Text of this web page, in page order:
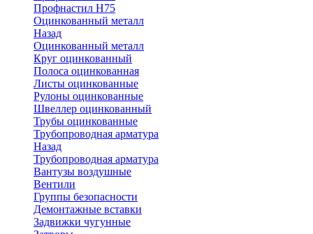
Профнастил Н75
Оцинкованный металл
Назад
Оцинкованный металл
Круг оцинкованный
Полоса оцинкованная
Листы оцинкованные
Рулоны оцинкованные
Швеллер оцинкованный
Трубы оцинкованные
Трубопроводная арматура
Назад
Трубопроводная арматура
Вантузы воздушные
Вентили
Группы безопасности
Демонтажные вставки
Задвижки чугунные